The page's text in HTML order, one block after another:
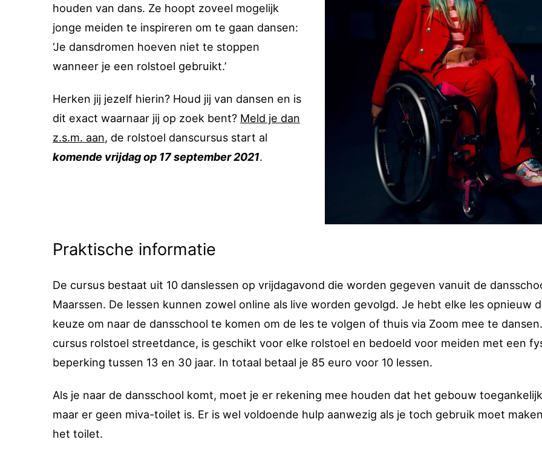
houden van dans. Ze hoopt zoveel mogelijk
jonge meiden te inspireren om te gaan dansen:
‘Je dansdromen hoeven niet te stoppen
wanneer je een rolstoel gebruikt.’
Herken jij jezelf hierin? Houd jij van dansen en is
dit exact waarnaar jij op zoek bent? Meld je dan
z.s.m. aan, de rolstoel danscursus start al
komende vrijdag op 17 september 2021.
Praktische informatie
De cursus bestaat uit 10 danslessen op vrijdagavond die worden gegeven vanuit de
Maarssen. De lessen kunnen zowel online als live worden gevolgd. Je hebt elke les opnieuw
keuze om naar de dansschool te komen om de les te volgen of thuis via Zoom mee te
cursus rolstoel streetdance, is geschikt voor elke rolstoel en bedoeld voor meiden met een
beperking tussen 13 en 30 jaar. In totaal betaal je 85 euro voor 10 lessen.
Als je naar de dansschool komt, moet je er rekening mee houden dat het gebouw
maar er geen miva-toilet is. Er is wel voldoende hulp aanwezig als je toch gebruik moet
het toilet.